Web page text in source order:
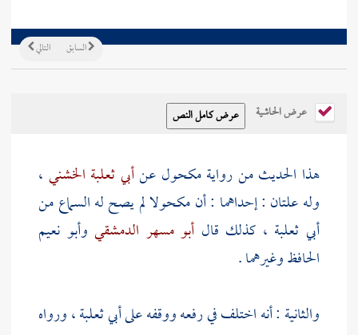
التالي السابق
عرض الحاشية
هذا الحديث من روايةمكحول عنأبي ثعلبة الخشني ،
وله علتان : إحداهما : أنمكحولالم يصح له السماع من
أبي ثعلبة ، كذلك قال أبو مسهر الدمشقي وأبو نعيم
الحافظ وغيرهما .
والثانية : أنه اختلف في رفعه ووقفه علىأبي ثعلبة، ورواه